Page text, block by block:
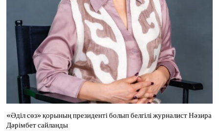
«Әділ сөз» қорының президенті болып белгілі журналист Нәзира
Дәрімбет сайланды